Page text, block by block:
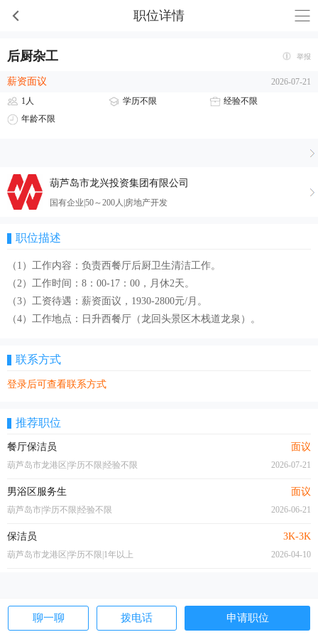
职位详情
聊一聊 拨电话 申请职位
后厨杂工 举报
薪资面议
2026-07-21
1人
学历不限
经验不限
年龄不限
葫芦岛市龙兴投资集团有限公司
国有企业|50～200人|房地产开发
职位描述
（1）工作内容：负责西餐厅后厨卫生清洁工作。
（2）工作时间：8：00-17：00，月休2天。
（3）工资待遇：薪资面议，1930-2800元/月。
（4）工作地点：日升西餐厅（龙回头景区木栈道龙泉）。
联系方式
登录后可查看联系方式
推荐职位
餐厅保洁员 面议
葫芦岛市龙港区|学历不限|经验不限 2026-07-21
男浴区服务生 面议
葫芦岛市|学历不限|经验不限 2026-06-21
保洁员 3K-3K
葫芦岛市龙港区|学历不限|1年以上 2026-04-10